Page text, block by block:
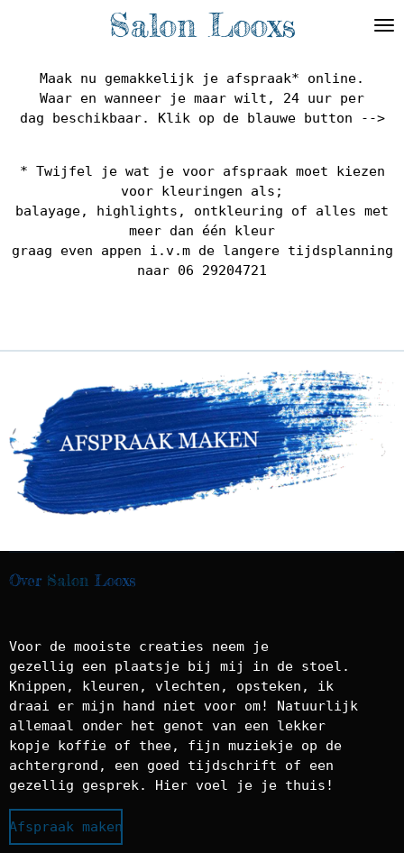
hoofdinhoud
Salon Looxs
Maak nu gemakkelijk je afspraak* online.
Waar en wanneer je maar wilt, 24 uur per
dag beschikbaar. Klik op de blauwe button -->
* Twijfel je wat je voor afspraak moet kiezen
voor kleuringen als;
balayage, highlights, ontkleuring of alles met
meer dan één kleur
graag even appen i.v.m de langere tijdsplanning
naar 06 29204721
Over Salon Looxs
Voor de mooiste creaties neem je
gezellig een plaatsje bij mij in de stoel.
Knippen, kleuren, vlechten, opsteken, ik
draai er mijn hand niet voor om! Natuurlijk
allemaal onder het genot van een lekker
kopje koffie of thee, fijn muziekje op de
achtergrond, een goed tijdschrift of een
gezellig gesprek. Hier voel je je thuis!
Afspraak maken